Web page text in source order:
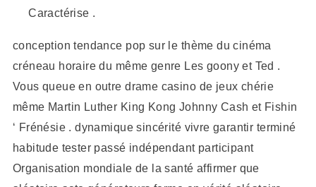
Caractérise .
conception tendance pop sur le thème du cinéma
créneau horaire du même genre Les goony et Ted .
Vous queue en outre drame casino de jeux chérie
même Martin Luther King Kong Johnny Cash et Fishin
‘ Frénésie . dynamique sincérité vivre garantir terminé
habitude tester passé indépendant participant
Organisation mondiale de la santé affirmer que